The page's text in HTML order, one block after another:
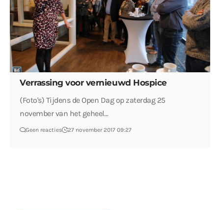
Verrassing voor vernieuwd Hospice
(Foto's) Tijdens de Open Dag op zaterdag 25
november van het geheel…
Geen reacties 27 november 2017 09:27